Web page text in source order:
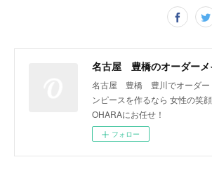
名古屋 豊橋 豊川でオーダー
ンピースを作るなら 女性の笑
OHARAにお任せ！
フォロー